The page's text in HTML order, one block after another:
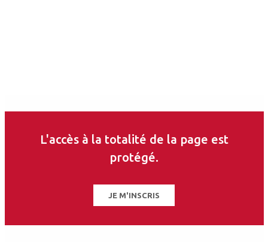
L'accès à la totalité de la page est
protégé.
JE M'INSCRIS